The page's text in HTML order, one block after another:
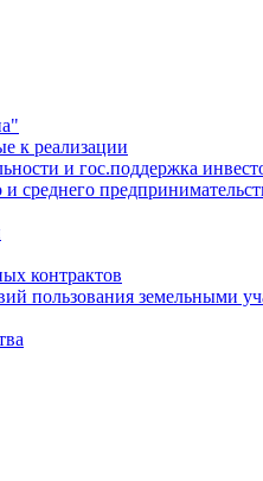
к реализации
и гос.поддержка
среднего
контрактов
пользования земельными